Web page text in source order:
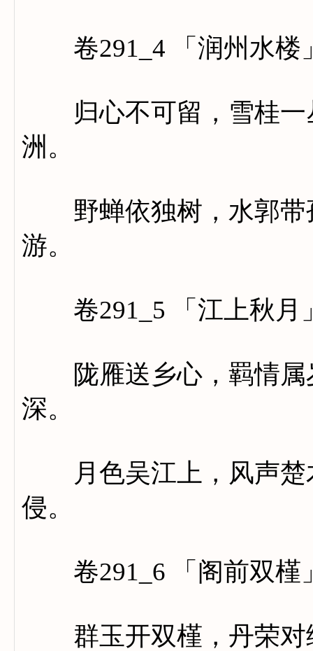
卷291_4 「润州水楼
归心不可留，雪桂一
洲。
野蝉依独树，水郭带
游。
卷291_5 「江上秋月
陇雁送乡心，羁情属
深。
月色吴江上，风声楚
侵。
卷291_6 「阁前双槿
群玉开双槿，丹荣对